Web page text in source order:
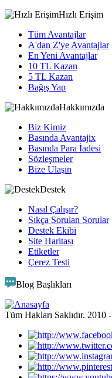
Hızlı Erişim
Tüm Avantajlar
A'dan Z'ye Avantajlar
En Yeni Avantajlar
10 TL Kazan
5 TL Kazan
Bağış Yap
Hakkımızda
Biz Kimiz
Basında Avantajix
Basında Para İadesi
Sözleşmeler
Bize Ulaşın
Destek
Nasıl Çalışır?
Sıkça Sorulan Sorular
Destek Ekibi
Site Haritası
Etiketler
Çerez Testi
Blog Başlıkları
Tüm Hakları Saklıdır. 2010 -